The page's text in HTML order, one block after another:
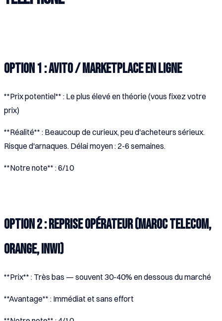
Option 1 : Avito / Marketplace en ligne
**Prix potentiel** : Le plus élevé en théorie (vous fixez votre
prix)
**Réalité** : Beaucoup de curieux, peu d'acheteurs sérieux.
Risque d'arnaques. Délai moyen : 2-6 semaines.
**Notre note** : 6/10
Option 2 : Reprise opérateur (Maroc Telecom,
Orange, Inwi)
**Prix** : Très bas — souvent 30-40% en dessous du marché
**Avantage** : Immédiat et sans effort